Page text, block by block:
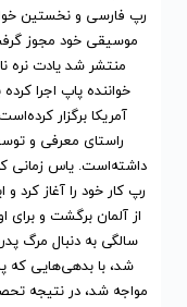
رپ فارسی و نخستین
موسیقی خود مجوز
منتشر شد یادت نره
خواننده پاپ اجرا
آمریکا برگزار
راستای معرفی و
رپ کار خود را آغاز
سالگی به دنبال مرگ
شد، با بدهی‌هایی که
مواجه شد، در نتیجه